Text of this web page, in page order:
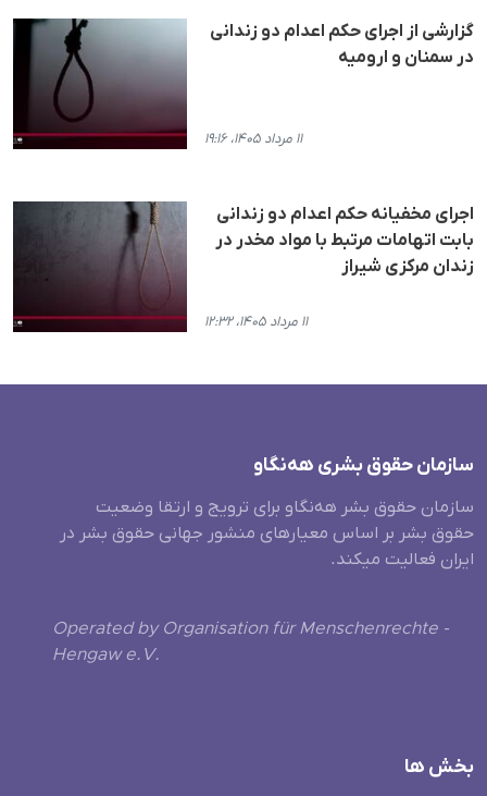
گزارشی از اجرای حکم اعدام دو زندانی
در سمنان و ارومیه
۱۱ مرداد ۱۴۰۵، ۱۹:۱۶
اجرای مخفیانه حکم اعدام دو زندانی
بابت اتهامات مرتبط با مواد مخدر در
زندان مرکزی شیراز
۱۱ مرداد ۱۴۰۵، ۱۲:۳۲
سازمان حقوق بشری هەنگاو
سازمان حقوق بشر هه‌نگاو برای ترویج و ارتقا وضعیت
حقوق بشر بر اساس معیارهای منشور جهانی حقوق بشر در
ایران فعالیت میکند.
Operated by Organisation für Menschenrechte -
Hengaw e.V.
بخش ها